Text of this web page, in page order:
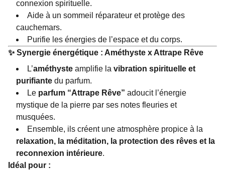
connexion spirituelle.
Aide à un sommeil réparateur et protège des
cauchemars.
Purifie les énergies de l’espace et du corps.
✨Synergie énergétique : Améthyste x Attrape Rêve
L’améthyste amplifie la vibration spirituelle et
purifiante du parfum.
Le parfum “Attrape Rêve” adoucit l’énergie
mystique de la pierre par ses notes fleuries et
musquées.
Ensemble, ils créent une atmosphère propice à la
relaxation, la méditation, la protection des rêves et la
reconnexion intérieure.
Idéal pour :